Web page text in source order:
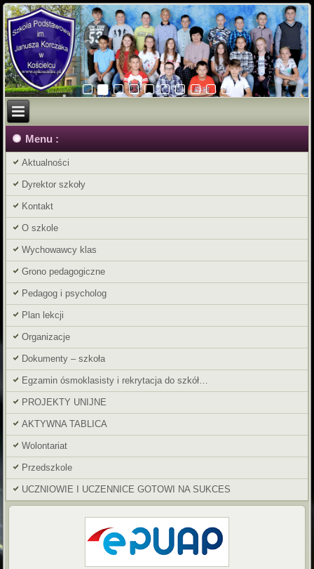
Menu :
Aktualności
Dyrektor szkoły
Kontakt
O szkole
Wychowawcy klas
Grono pedagogiczne
Pedagog i psycholog
Plan lekcji
Organizacje
Dokumenty – szkoła
Egzamin ósmoklasisty i rekrytacja do szkół…
PROJEKTY UNIJNE
AKTYWNA TABLICA
Wolontariat
Przedszkole
UCZNIOWIE I UCZENNICE GOTOWI NA SUKCES